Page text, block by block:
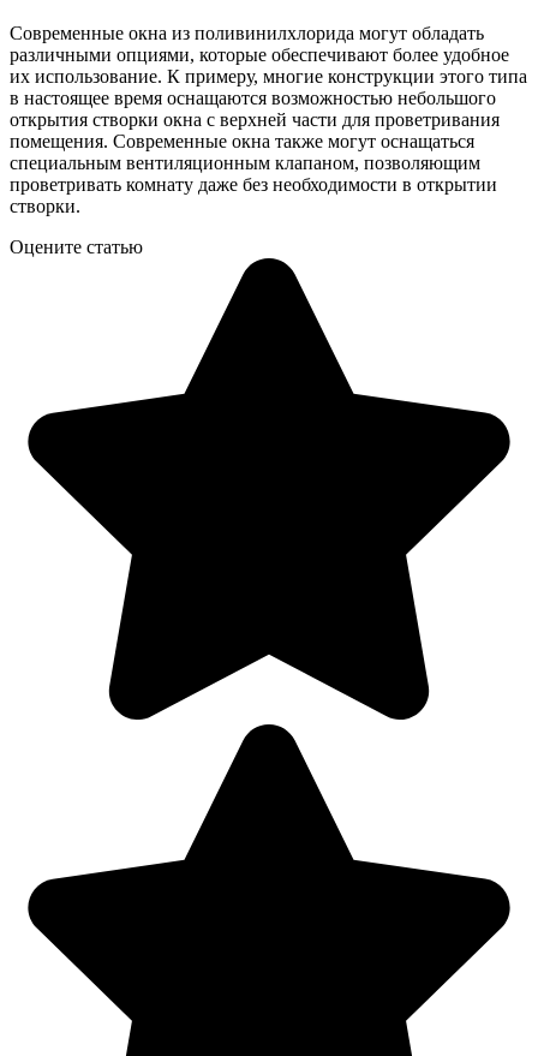
Современные окна из поливинилхлорида могут обладать
различными опциями, которые обеспечивают более удобное
их использование. К примеру, многие конструкции этого типа
в настоящее время оснащаются возможностью небольшого
открытия створки окна с верхней части для проветривания
помещения. Современные окна также могут оснащаться
специальным вентиляционным клапаном, позволяющим
проветривать комнату даже без необходимости в открытии
створки.
Оцените статью